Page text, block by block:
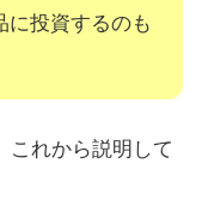
に投資するのも
これから説明して